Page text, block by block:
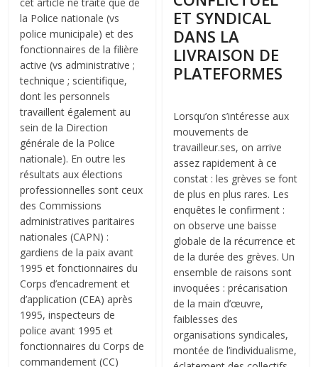
la Police nationale (vs
police municipale) et des
fonctionnaires de la filière
active (vs administrative ;
technique ; scientifique,
dont les personnels
travaillent également au
sein de la Direction
générale de la Police
nationale). En outre les
résultats aux élections
professionnelles sont ceux
des Commissions
administratives paritaires
nationales (CAPN) :
gardiens de la paix avant
1995 et fonctionnaires du
Corps d’encadrement et
d’application (CEA) après
1995, inspecteurs de
police avant 1995 et
fonctionnaires du Corps de
commandement (CC)
ET SYNDICAL
DANS LA
LIVRAISON DE
PLATEFORMES
Lorsqu’on s’intéresse aux
mouvements de
travailleur.ses, on arrive
assez rapidement à ce
constat : les grèves se font
de plus en plus rares. Les
enquêtes le confirment :
on observe une baisse
globale de la récurrence et
de la durée des grèves. Un
ensemble de raisons sont
invoquées : précarisation
de la main d’œuvre,
faiblesses des
organisations syndicales,
montée de l’individualisme,